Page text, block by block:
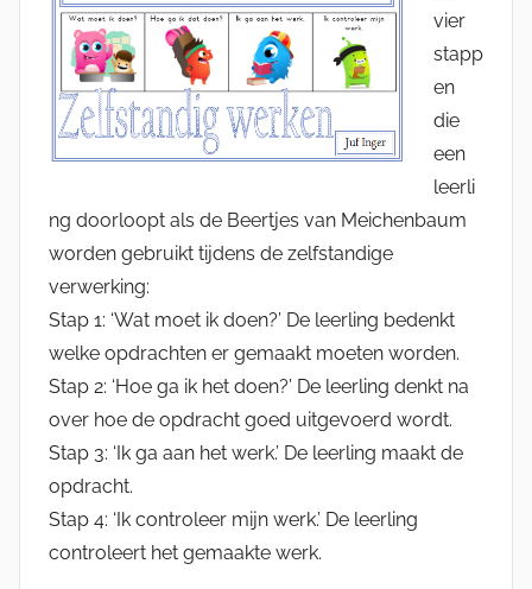
vier
stapp
en
die
een
leerli
ng doorloopt als de Beertjes van Meichenbaum
worden gebruikt tijdens de zelfstandige
verwerking:
Stap 1: ‘Wat moet ik doen?’ De leerling bedenkt
welke opdrachten er gemaakt moeten worden.
Stap 2: ‘Hoe ga ik het doen?’ De leerling denkt na
over hoe de opdracht goed uitgevoerd wordt.
Stap 3: ‘Ik ga aan het werk.’ De leerling maakt de
opdracht.
Stap 4: ‘Ik controleer mijn werk.’ De leerling
controleert het gemaakte werk.